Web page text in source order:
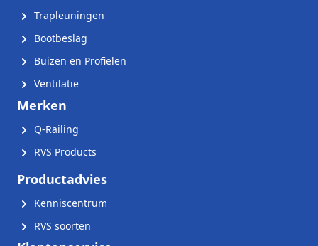
Trapleuningen
Bootbeslag
Buizen en Profielen
Ventilatie
Merken
Q-Railing
RVS Products
Productadvies
Kenniscentrum
RVS soorten